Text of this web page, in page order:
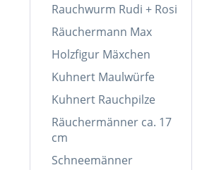
Rauchwurm Rudi + Rosi
Räuchermann Max
Holzfigur Mäxchen
Kuhnert Maulwürfe
Kuhnert Rauchpilze
Räuchermänner ca. 17
cm
Schneemänner